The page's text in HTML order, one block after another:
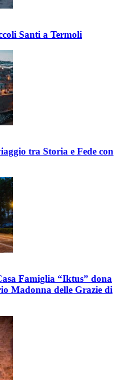
Santi a Termoli
tra Storia e Fede con
Famiglia “Iktus” dona
Madonna delle Grazie di